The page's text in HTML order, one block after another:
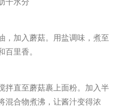
，加入蘑菇。用盐调味，煮至
里香。
拌直至蘑菇裹上面粉。加入半
混合物煮沸，让酱汁变得浓